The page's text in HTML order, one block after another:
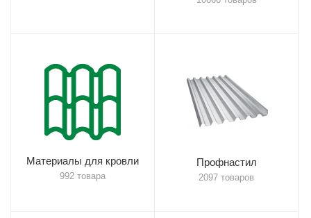
Материалы для кровли
992 товара
Профнастил
2097 товаров